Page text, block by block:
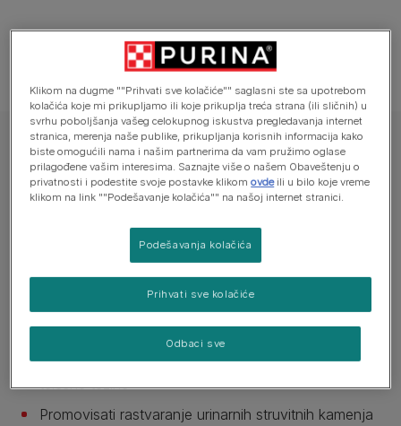
PURINA® PRO PLAN® VETERINARY DIETS UR St/Ox Urinary, sa
curetinom, vlažna hrana za mačke
PURINA® PRO PLAN® VETERINARY DIETS
hrana za mačke
Još uvek nema glasova
Dostupne veličine: 195g
Umerena kalorija koja pomaže u održavanju idealne
telesne težine
Promovisati rastvaranje urinarnih struvitnih kamenja
Klikom na dugme ""Prihvati sve kolačiće"" saglasni ste sa upotrebom
kolačića koje mi prikupljamo ili koje prikuplja treća strana (ili sličnih) u
svrhu poboljšanja vašeg celokupnog iskustva pregledavanja internet
stranica, merenja naše publike, prikupljanja korisnih informacija kako
biste omogućili nama i našim partnerima da vam pružimo oglase
prilagođene vašim interesima. Saznajte više o našem Obaveštenju o
privatnosti i podestite svoje postavke klikomovdeili u bilo koje vreme
klikom na link ""Podešavanje kolačića"" na našoj internet stranici.
Podešavanja kolačića
Odbaci sve
Prihvati sve kolačiće